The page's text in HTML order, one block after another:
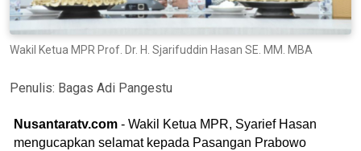
Wakil Ketua MPR Prof. Dr. H. Sjarifuddin Hasan SE. MM. MBA
Penulis: Bagas Adi Pangestu
Nusantaratv.com - Wakil Ketua MPR, Syarief Hasan
mengucapkan selamat kepada Pasangan Prabowo